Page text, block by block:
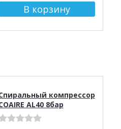
компрессор
AL40 8бар